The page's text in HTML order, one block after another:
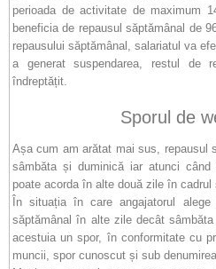
perioada de activitate de maximum
beneficia de repausul săptămânal de
repausului săptămânal, salariatul va
a generat suspendarea, restul de
îndreptățit.
Sporul de
Așa cum am arătat mai sus, repausul
sâmbăta și duminică iar atunci
poate acorda în alte două zile în
În situația în care angajatorul alege
săptămânal în alte zile decât
acestuia un spor, în conformitate cu
muncii, spor cunoscut și sub